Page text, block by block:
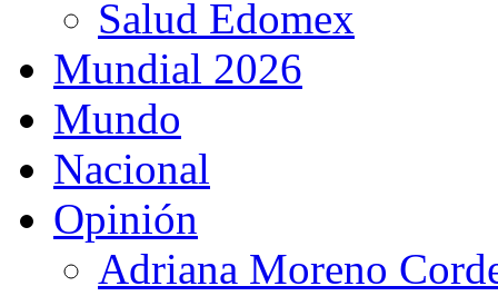
Salud Edomex
Mundial 2026
Mundo
Nacional
Opinión
Adriana Moreno